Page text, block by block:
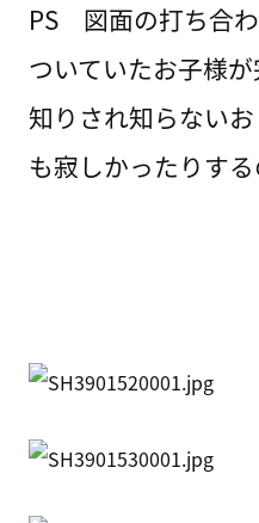
PS 図面の打ち合
ついていたお子様
知りされ知らない
も寂しかったりする